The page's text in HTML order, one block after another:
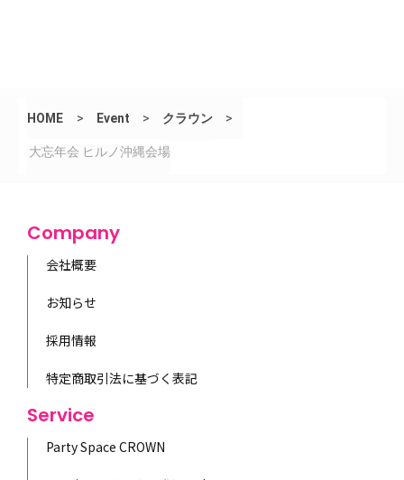
HOME > Event > クラウン >
大忘年会 ヒルノ沖縄会場
Company
会社概要
お知らせ
採用情報
特定商取引法に基づく表記
Service
Party Space CROWN